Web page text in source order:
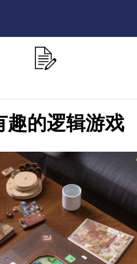
趣的逻辑游戏